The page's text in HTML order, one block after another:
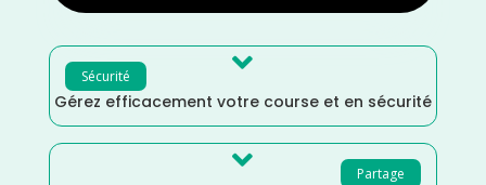
Sécurité 
Gérez efficacement votre course et en sécurité
Partage
